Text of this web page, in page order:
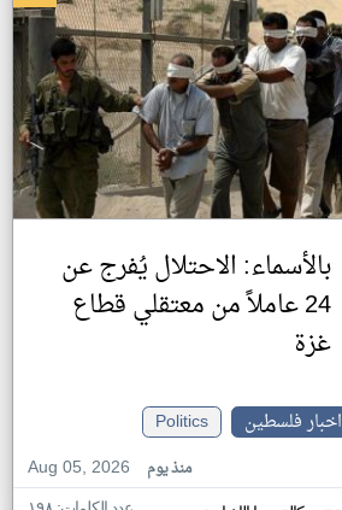
بالأسماء: الاحتلال يُفرج عن
24 عاملاً من معتقلي قطاع
غزة
اخبار فلسطين
Politics
Aug 05, 2026
منذ يوم